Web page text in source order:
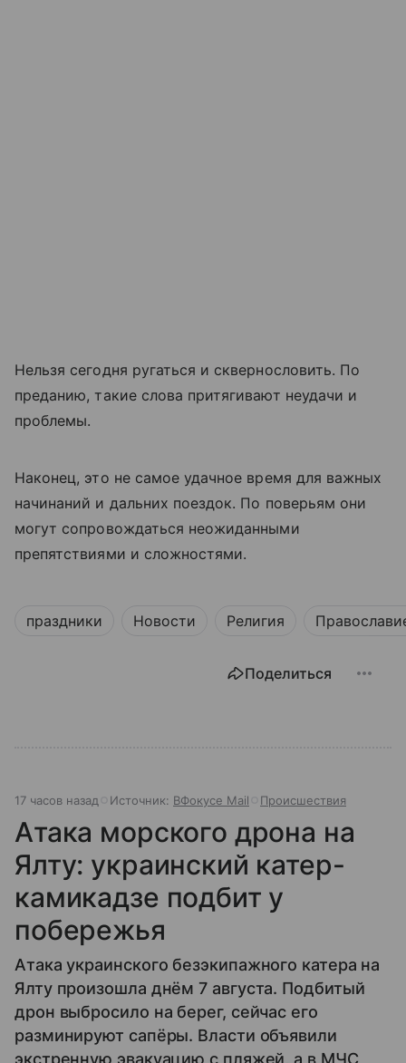
Нельзя сегодня ругаться и сквернословить. По
преданию, такие слова притягивают неудачи и
проблемы.
Наконец, это не самое удачное время для важных
начинаний и дальних поездок. По поверьям они
могут сопровождаться неожиданными
препятствиями и сложностями.
праздники Новости Религия
Поделиться
17 часов назад Источник: ВФокусе Mail Происшествия
Атака морского дрона на
Ялту: украинский катер-
камикадзе подбит у
побережья
Атака украинского безэкипажного катера на
Ялту произошла днём 7 августа. Подбитый
дрон выбросило на берег, сейчас его
разминируют сапёры. Власти объявили
экстренную эвакуацию с пляжей, а в МЧС